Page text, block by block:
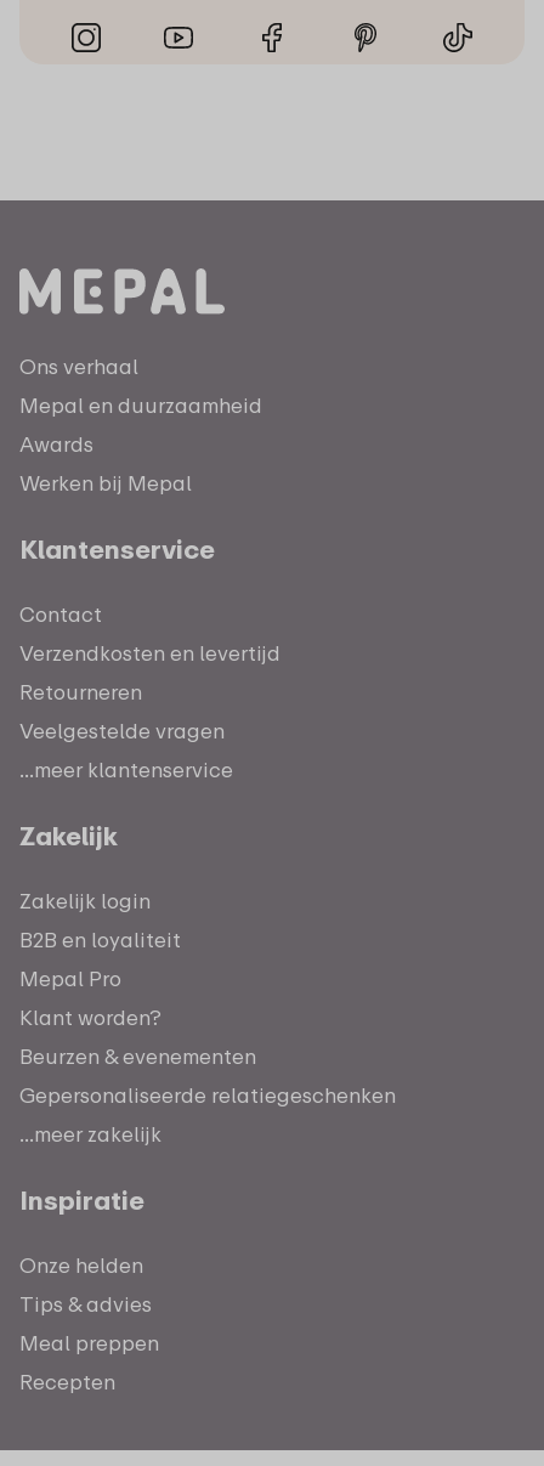
Ons verhaal
Mepal en duurzaamheid
Awards
Werken bij Mepal
Klantenservice
Contact
Verzendkosten en levertijd
Retourneren
Veelgestelde vragen
...meer klantenservice
Zakelijk
Zakelijk login
B2B en loyaliteit
Mepal Pro
Klant worden?
Beurzen & evenementen
Gepersonaliseerde relatiegeschenken
...meer zakelijk
Inspiratie
Onze helden
Tips & advies
Meal preppen
Recepten